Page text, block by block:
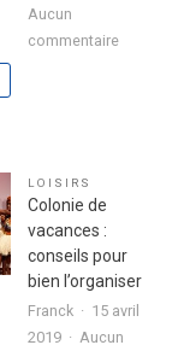
Aucun
commentairesur
LOISIRS
Colonie de
vacances :
conseils pour
bien l’organiser
Franck
15 avril
2019
Aucun